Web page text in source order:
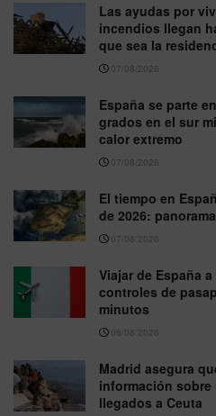
Las ayudas por
incendios llegan
que sea la
07/08/2026
España se parte
grados en el sur
calor extremo
07/08/2026
El tiempo en
de 2026:
07/08/2026
Viajar de España
controles de
minutos
06/08/2026
Madrid asegura
información sobre
llegados a Ceuta